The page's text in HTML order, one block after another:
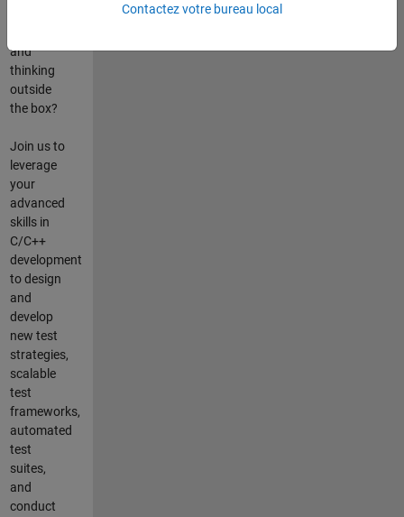
and
thinking
outside
the box?
Join us to
leverage
your
advanced
skills in
C/C++
development
to design
and
develop
new test
strategies,
scalable
test
frameworks,
automated
test
suites,
and
conduct
Contactez votre bureau local